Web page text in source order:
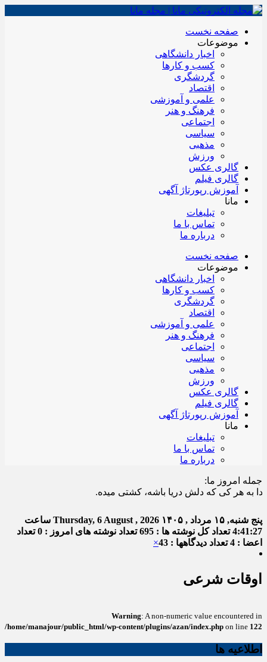
صفحه نخست
موضوعات
اخبار دانشگاهی
کسب و کارها
گردشگری
اقتصاد
علمی و آموزشی
فرهنگ و هنر
اجتماعی
سیاسی
مذهبی
ورزش
گالری عکس
گالری فیلم
آموزش رپورتاژ آگهی
مانا
تبلیغات
تماس با ما
درباره ما
صفحه نخست
موضوعات
اخبار دانشگاهی
کسب و کارها
گردشگری
اقتصاد
علمی و آموزشی
فرهنگ و هنر
اجتماعی
سیاسی
مذهبی
ورزش
گالری عکس
گالری فیلم
آموزش رپورتاژ آگهی
مانا
تبلیغات
تماس با ما
درباره ما
جمله امروز ما:
هر کی که دلش دریا باشه، کشتی میده.
پنج شنبه, ۱۵ مرداد , ۱۴۰۵ Thursday, 6 August , 2026 ساعت
4:41:27تعداد کل نوشته ها : 695 تعداد نوشته های امروز : 0
تعداد
اعضا : 4
تعداد دیدگاهها : 43 ×
اوقات شرعی
Warning: A non-numeric value encountered in
/home/manajour/public_html/wp-content/plugins/azan/index.php on line 122
اطلاعیه ها